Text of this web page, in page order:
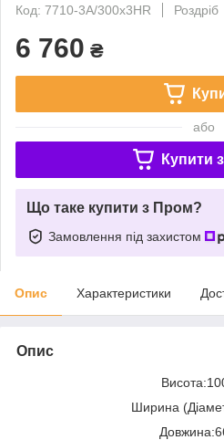
Код: 7710-3A/300x3HR
Роздріб
6 760 ₴
або
Купити з
Що таке купити з Пром?
Замовлення під захистом
Опис Характеристики
Опис
Ширина